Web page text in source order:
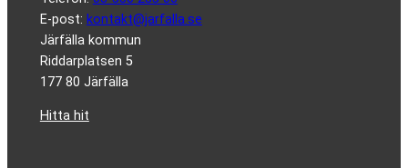
E-post: kontakt@jarfalla.se
Järfälla kommun
Riddarplatsen 5
177 80 Järfälla
Hitta hit